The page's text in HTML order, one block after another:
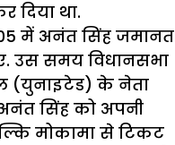
दिया था.
में अनंत सिंह जमानत
उस समय विधानसभा
(युनाइटेड) के नेता
सिंह को अपनी
मोकामा से टिकट